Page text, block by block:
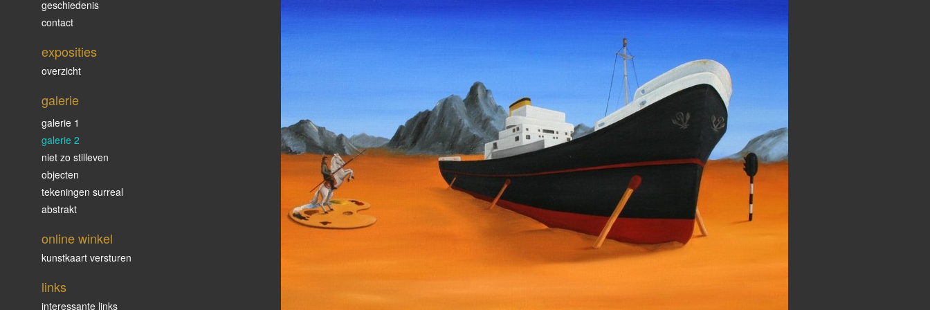
geschiedenis
contact
exposities
overzicht
galerie
galerie 1
galerie 2
niet zo stilleven
objecten
tekeningen surreal
abstrakt
online winkel
kunstkaart versturen
links
interessante links